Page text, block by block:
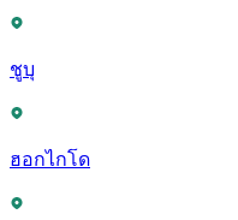
ชูบุ
ฮอกไกโด